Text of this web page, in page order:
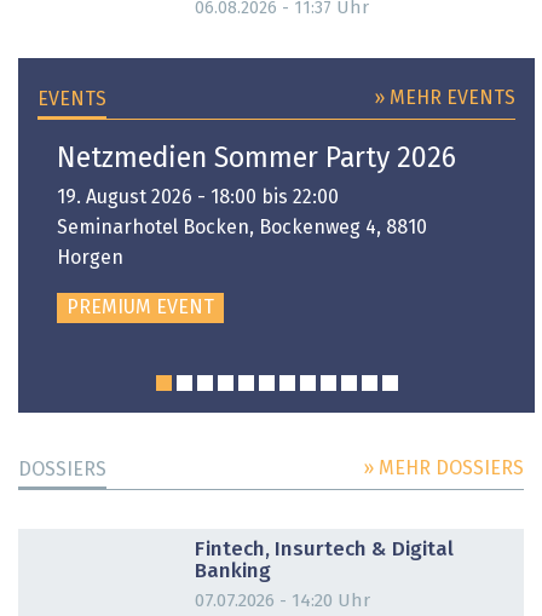
06.08.2026 - 11:37 Uhr
EVENTS » MEHR EVENTS
Netzmedien Sommer Party 2026
19. August 2026 - 18:00 bis 22:00
Seminarhotel Bocken, Bockenweg 4, 8810
Horgen
PREMIUM EVENT
DOSSIERS » MEHR DOSSIERS
Fintech, Insurtech & Digital
Banking
07.07.2026 - 14:20 Uhr